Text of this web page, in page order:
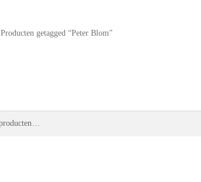
Producten getagged “Peter Blom”